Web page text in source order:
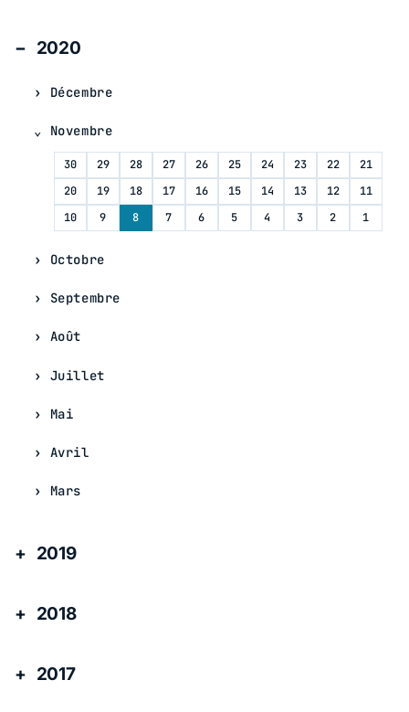
2020
Décembre
Novembre
30 29 28 27 26 25 24 23 22
21
20
19 18 17 16 15 14 13 12
11
10
9 8 7 6 5 4 3 2 1
Octobre
Septembre
Août
Juillet
Mai
Avril
Mars
2019
2018
2017